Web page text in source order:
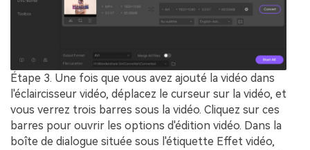
Étape 3. Une fois que vous avez ajouté la vidéo dans
l'éclaircisseur vidéo, déplacez le curseur sur la vidéo, et
vous verrez trois barres sous la vidéo. Cliquez sur ces
barres pour ouvrir les options d'édition vidéo. Dans la
boîte de dialogue située sous l'étiquette Effet vidéo,